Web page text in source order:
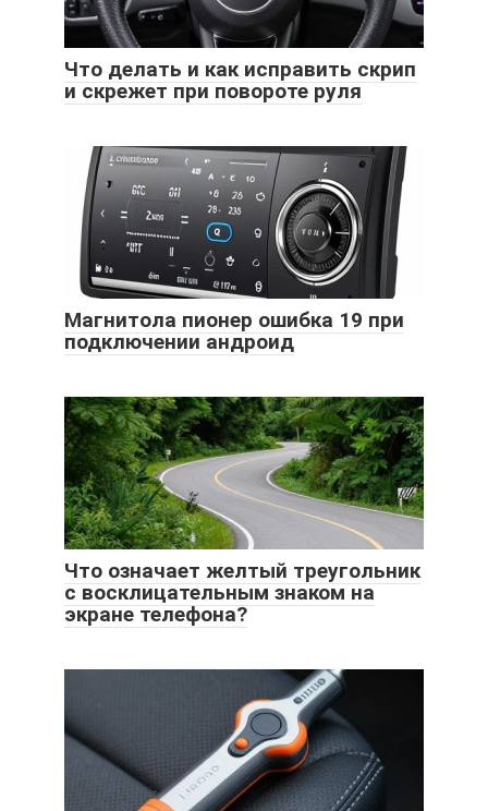
Что делать и как исправить скрип
и скрежет при повороте руля
Магнитола пионер ошибка 19 при
подключении андроид
Что означает желтый треугольник
с восклицательным знаком на
экране телефона?